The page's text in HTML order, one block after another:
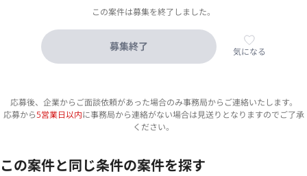
この案件は募集を終了しました。
募集終了 気になる
応募後、企業からご面談依頼があった場合のみ事務局からご連絡いたします。
応募から5営業日以内に事務局から連絡がない場合は見送りとなりますのでご了承
ください。
この案件と同じ条件の案件を探す